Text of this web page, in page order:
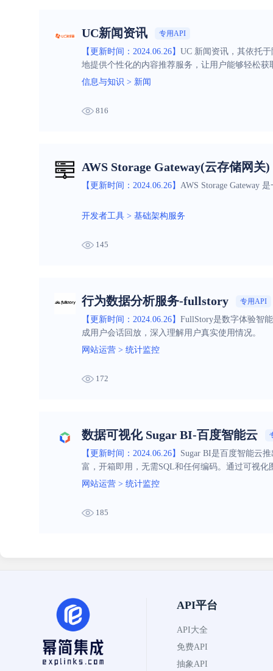
UC新闻资讯 专用API
【更新时间：2024.06.26】 UC 新闻资讯，其依托
地提供个性化的内容推荐服务，让用户能够轻松
信息与知识 > 新闻
816
AWS Storage Gateway(云存储网关)
【更新时间：2024.06.26】 AWS Storage Gateway
开发者工具 > 基础架构服务
145
行为数据分析服务-fullstory 专用API
【更新时间：2024.06.26】 FullStory是数字体验智
成用户会话回放，深入理解用户真实使用情况。
网站运营 > 统计监控
172
数据可视化 Sugar BI-百度智能云
【更新时间：2024.06.26】 Sugar BI是百度智能云
富，开箱即用，无需SQL和任何编码。通过可视化
网站运营 > 统计监控
185
API平台
API大全
免费API
抽象API